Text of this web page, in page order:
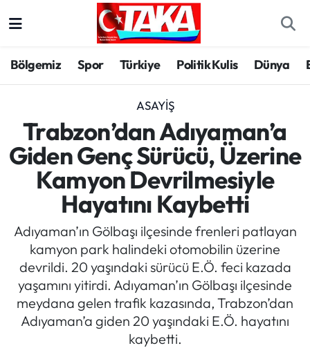
Bölgemiz Spor Türkiye Politik Kulis Dünya
ASAYIŞ
Trabzon’dan Adıyaman’a
Giden Genç Sürücü, Üzerine
Kamyon Devrilmesiyle
Hayatını Kaybetti
Adıyaman’ın Gölbaşı ilçesinde frenleri patlayan
kamyon park halindeki otomobilin üzerine
devrildi. 20 yaşındaki sürücü E.Ö. feci kazada
yaşamını yitirdi. Adıyaman’ın Gölbaşı ilçesinde
meydana gelen trafik kazasında, Trabzon’dan
Adıyaman’a giden 20 yaşındaki E.Ö. hayatını
kaybetti.
Spor
Türkiye
Kültür/Sanat
Politika
Politik Kulis
Dünya
Magazin
Mektup Galeri
Trabzon Hava Durumu
Trabzon Trafik Yoğunluk Haritası
Süper Lig Puan Durumu ve Fikstür
Tüm Manşetler
Son Dakika Haberleri
Haber Arşivi